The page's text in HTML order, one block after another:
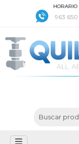
HORARIO
963 650